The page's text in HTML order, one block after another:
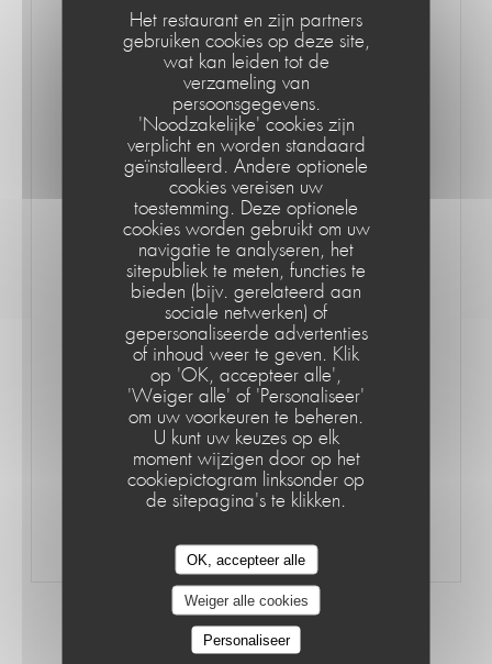
Het restaurant en zijn partners
gebruiken cookies op deze site,
wat kan leiden tot de
verzameling van
persoonsgegevens.
'Noodzakelijke' cookies zijn
verplicht en worden standaard
geïnstalleerd. Andere optionele
cookies vereisen uw
toestemming. Deze optionele
cookies worden gebruikt om uw
navigatie te analyseren, het
sitepubliek te meten, functies te
bieden (bijv. gerelateerd aan
sociale netwerken) of
gepersonaliseerde advertenties
of inhoud weer te geven. Klik
op 'OK, accepteer alle',
'Weiger alle' of 'Personaliseer'
om uw voorkeuren te beheren.
U kunt uw keuzes op elk
moment wijzigen door op het
cookiepictogram linksonder op
de sitepagina's te klikken.
OK, accepteer alle
Weiger alle cookies
Personaliseer
Chatelet. Ce restaurant de bord de mer offre une
centaine de places assises avec une terrasse située face
à la mer. Côté carte, les produits de la mer ont été
privilégiés (lotte, lieu jaune, tourteaux…). Quatre cartes
seront proposées à l’année en fonction des arrivages et
un menu à 19,90 € (entrée, plat et dessert). Le chef
réalise, également, des tapas.
Ouvert tous les jours pendant l’été de 10 h à 2 h. Sans
réservation : place de la Plage, à Saint-Quay-Portrieux.
© Le Télégramme https://www.letelegramme.fr/cotes-
darmor/saint-quay-portrieux/vitrine-le-cafe-de-la-plage-
vient-d-ouvrir-19-06-2019-
12315632.php#zwE5htqtkRVGURU4.99
Le Café de la Plage